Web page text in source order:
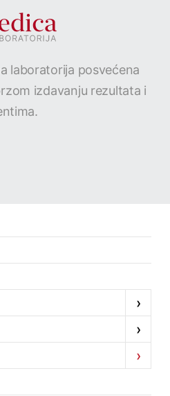
›
›
›
laboratorija posvećena
izdavanju rezultata i